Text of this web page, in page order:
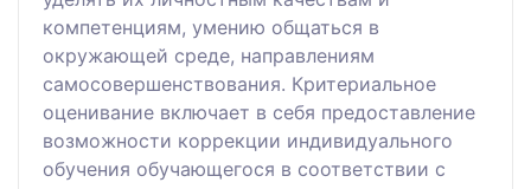
компетенциям, умению общаться в
окружающей среде, направлениям
самосовершенствования. Критериальное
оценивание включает в себя предоставление
возможности коррекции индивидуального
обучения обучающегося в соответствии с